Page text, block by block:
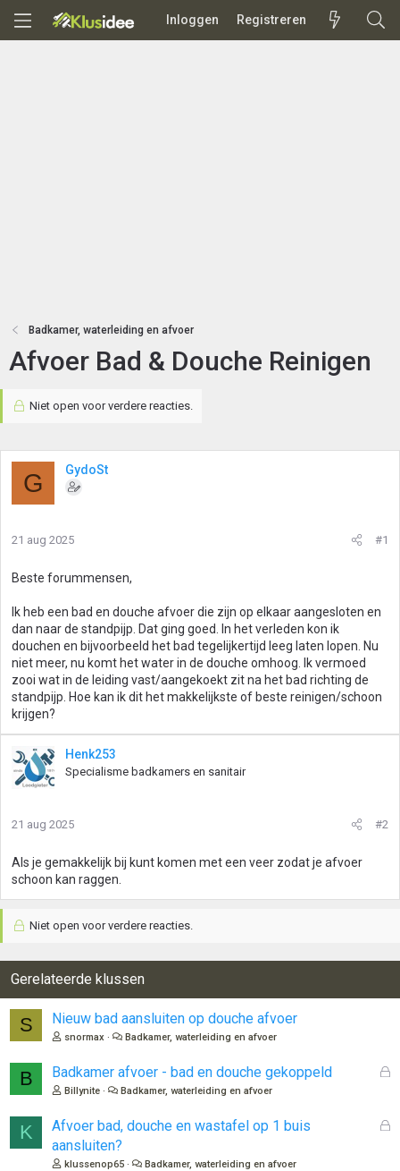
Inloggen Registreren
Badkamer, waterleiding en afvoer
Afvoer Bad & Douche Reinigen
Niet open voor verdere reacties.
G GydoSt
21 aug 2025 #1
Beste forummensen,
Ik heb een bad en douche afvoer die zijn op elkaar aangesloten en
dan naar de standpijp. Dat ging goed. In het verleden kon ik
douchen en bijvoorbeeld het bad tegelijkertijd leeg laten lopen. Nu
niet meer, nu komt het water in de douche omhoog. Ik vermoed
zooi wat in de leiding vast/aangekoekt zit na het bad richting de
standpijp. Hoe kan ik dit het makkelijkste of beste reinigen/schoon
krijgen?
Henk253
Specialisme badkamers en sanitair
21 aug 2025 #2
Als je gemakkelijk bij kunt komen met een veer zodat je afvoer
schoon kan raggen.
Niet open voor verdere reacties.
Gerelateerde klussen
S Nieuw bad aansluiten op douche afvoer
snormax Badkamer, waterleiding en afvoer
B
G
Badkamer afvoer - bad en douche gekoppeld
Billynite Badkamer, waterleiding en afvoer
K
G
Afvoer bad, douche en wastafel op 1 buis
aansluiten?
klussenop65 Badkamer, waterleiding en afvoer